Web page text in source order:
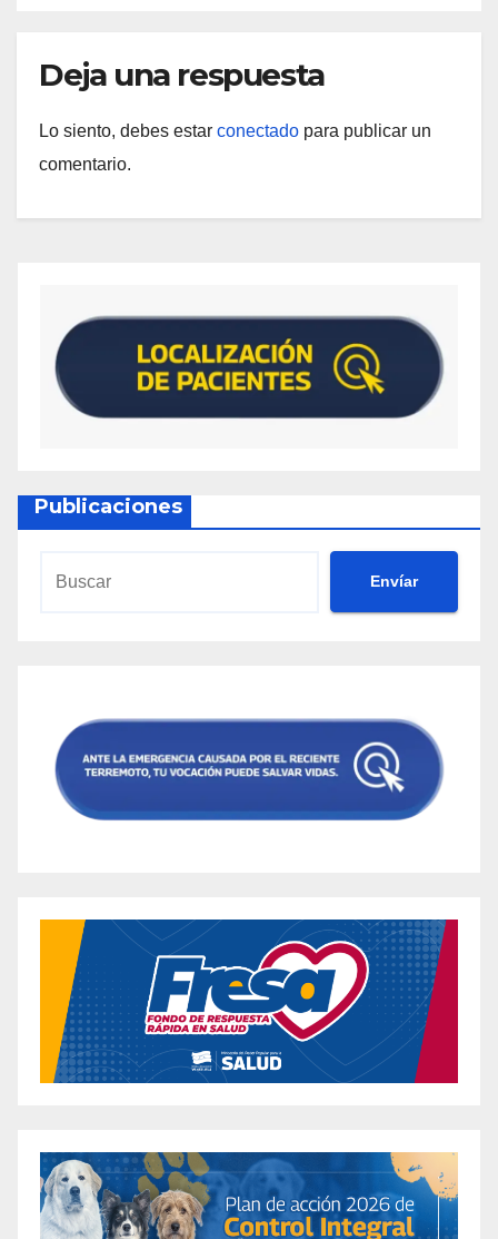
Deja una respuesta
Lo siento, debes estar conectado para publicar un
comentario.
Publicaciones
Envíar